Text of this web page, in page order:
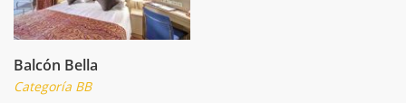
Balcón Bella
Categoría BB